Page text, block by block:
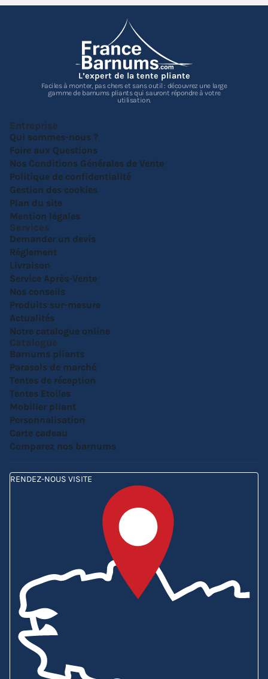
L’expert de la tente pliante
Faciles à monter, pas chers et sans outil : découvrez une large
gamme de barnums pliants qui sauront répondre à votre
utilisation.
Entreprise
Qui sommes-nous ?
Foire aux Questions
Nos Conditions Générales de Vente
Politique de confidentialité
Gestion des cookies
Plan du site
Mention légales
Services
Demander un devis
Réglement
Livraison
Service Après-Vente
Nos conseils
Produits sur-mesure
Actualités
Notre catalogue online
Catalogue
Barnums pliants
Parasols de marché
Tentes de réception
Tentes Etoiles
Mobilier pliant
Personnalisation
Carte cadeau
Comparez nos barnums
RENDEZ-NOUS VISITE